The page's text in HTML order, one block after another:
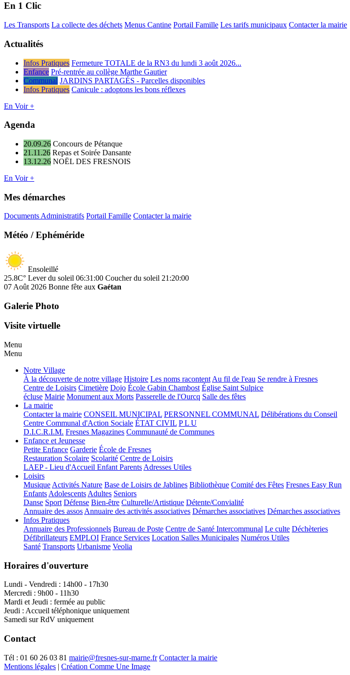
En 1 Clic
Les Transports La collecte des déchets Menus Cantine Portail Famille Les tarifs municipaux Contacter la mairie
Actualités
Infos Pratiques Fermeture TOTALE de la RN3 du lundi 3 août 2026...
Enfance Pré-rentrée au collège Marthe Gautier
Communal JARDINS PARTAGÉS - Parcelles disponibles
Infos Pratiques Canicule : adoptons les bons réflexes
En Voir +
Agenda
20.09.26 Concours de Pétanque
21.11.26 Repas et Soirée Dansante
13.12.26 NOËL DES FRESNOIS
En Voir +
Mes démarches
Documents Administratifs Portail Famille Contacter la mairie
Météo / Ephéméride
Ensoleillé
25.8C° Lever du soleil 06:31:00 Coucher du soleil 21:20:00
07 Août 2026 Bonne fête aux Gaétan
Galerie Photo
Visite virtuelle
Menu
Menu
Notre Village
À la découverte de notre village Histoire Les noms racontent Au fil de l'eau Se rendre à Fresnes
Centre de Loisirs Cimetière Dojo École Gabin Chambost Église Saint Sulpice
écluse Mairie Monument aux Morts Passerelle de l'Ourcq Salle des fêtes
La mairie
Contacter la mairie CONSEIL MUNICIPAL PERSONNEL COMMUNAL Délibérations du Conseil
Centre Communal d'Action Sociale ÉTAT CIVIL P L U
D.I.C.R.I.M. Fresnes Magazines Communauté de Communes
Enfance et Jeunesse
Petite Enfance Garderie École de Fresnes
Restauration Scolaire Scolarité Centre de Loisirs
LAEP - Lieu d'Accueil Enfant Parents Adresses Utiles
Loisirs
Musique Activités Nature Base de Loisirs de Jablines Bibliothèque Comité des Fêtes Fresnes Easy Run
Enfants Adolescents Adultes Seniors
Danse Sport Défense Bien-être Culturelle/Artistique Détente/Convialité
Annuaire des assos Annuaire des activités associatives Démarches associatives Démarches associatives
Infos Pratiques
Annuaire des Professionnels Bureau de Poste Centre de Santé Intercommunal Le culte Déchèteries
Défibrillateurs EMPLOI France Services Location Salles Municipales Numéros Utiles
Santé Transports Urbanisme Veolia
Horaires d'ouverture
Lundi - Vendredi : 14h00 - 17h30
Mercredi : 9h00 - 11h30
Mardi et Jeudi : fermée au public
Jeudi : Accueil téléphonique uniquement
Samedi sur RdV uniquement
Contact
Tél : 01 60 26 03 81 mairie@fresnes-sur-marne.fr Contacter la mairie
Mentions légales | Création Comme Une Image